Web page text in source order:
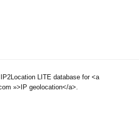
LITE database for <a
»>IP geolocation</a>.